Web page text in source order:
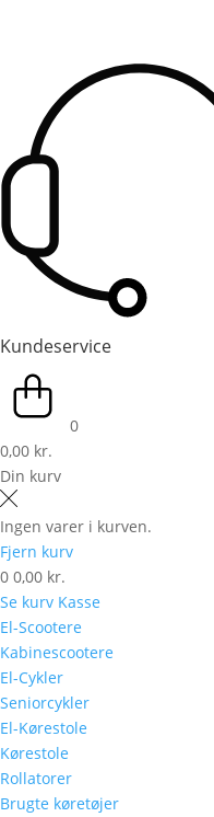
Kundeservice
0
0,00 kr.
Din kurv
Ingen varer i kurven.
Fjern kurv
0 0,00 kr.
Se kurv Kasse
El-Scootere
Kabinescootere
El-Cykler
Seniorcykler
El-Kørestole
Kørestole
Rollatorer
Brugte køretøjer